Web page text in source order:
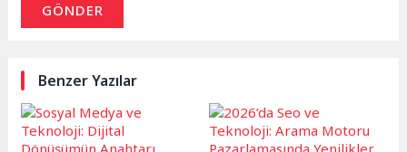
GÖNDER
Benzer Yazılar